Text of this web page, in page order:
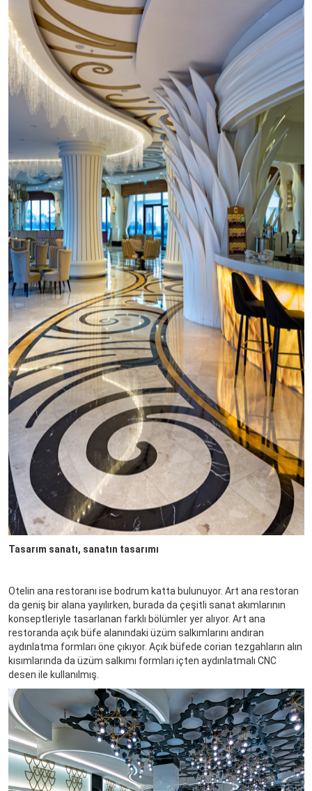
Tasarım sanatı, sanatın tasarımı
Otelin ana restoranı ise bodrum katta bulunuyor. Art ana restoran
da geniş bir alana yayılırken, burada da çeşitli sanat akımlarının
konseptleriyle tasarlanan farklı bölümler yer alıyor. Art ana
restoranda açık büfe alanındaki üzüm salkımlarını andıran
aydınlatma formları öne çıkıyor. Açık büfede corian tezgahların alın
kısımlarında da üzüm salkımı formları içten aydınlatmalı CNC
desen ile kullanılmış.